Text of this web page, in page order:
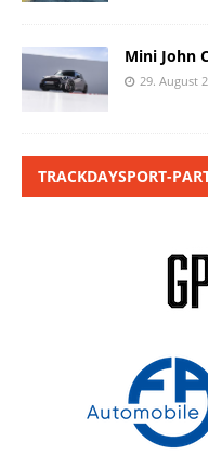
Mini John
29. August
TRACKDAYSPORT-